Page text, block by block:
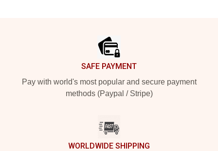
SAFE PAYMENT
Pay with world's most popular and secure payment
methods (Paypal / Stripe)
WORLDWIDE SHIPPING